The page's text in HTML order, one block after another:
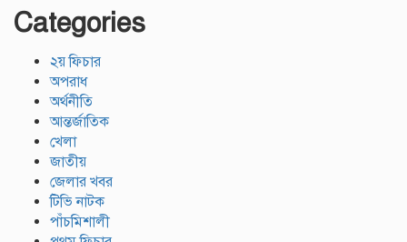
Categories
২য় ফিচার
অপরাধ
অর্থনীতি
আন্তর্জাতিক
খেলা
জাতীয়
জেলার খবর
টিভি নাটক
পাঁচমিশালী